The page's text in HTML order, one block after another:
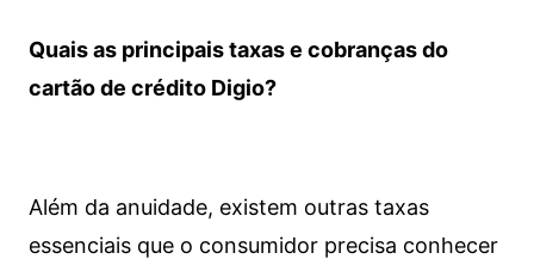
Quais as principais taxas e cobranças do
cartão de crédito Digio?
Além da anuidade, existem outras taxas
essenciais que o consumidor precisa conhecer